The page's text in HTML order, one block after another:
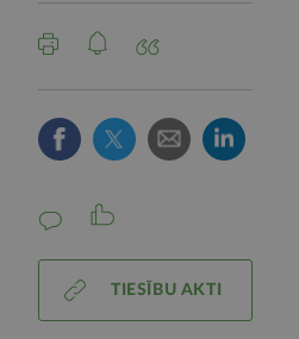
TIESĪBU AKTI